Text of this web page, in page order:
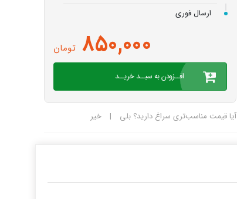
ارسال فوری
850,000 تومان
افــزودن به سبــد خریــد
آیا قیمت مناسب‌تری سراغ دارید؟ بلی | خیر